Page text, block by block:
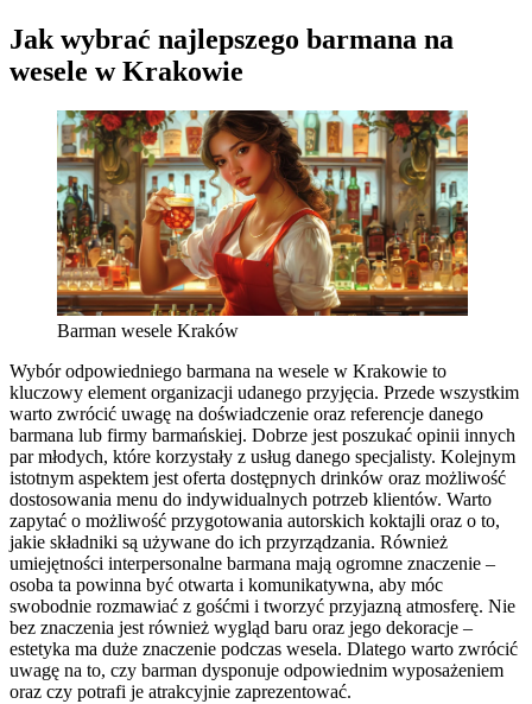
Jak wybrać najlepszego barmana na
wesele w Krakowie
Barman wesele Kraków
Wybór odpowiedniego barmana na wesele w Krakowie to
kluczowy element organizacji udanego przyjęcia. Przede wszystkim
warto zwrócić uwagę na doświadczenie oraz referencje danego
barmana lub firmy barmańskiej. Dobrze jest poszukać opinii innych
par młodych, które korzystały z usług danego specjalisty. Kolejnym
istotnym aspektem jest oferta dostępnych drinków oraz możliwość
dostosowania menu do indywidualnych potrzeb klientów. Warto
zapytać o możliwość przygotowania autorskich koktajli oraz o to,
jakie składniki są używane do ich przyrządzania. Również
umiejętności interpersonalne barmana mają ogromne znaczenie –
osoba ta powinna być otwarta i komunikatywna, aby móc
swobodnie rozmawiać z gośćmi i tworzyć przyjazną atmosferę. Nie
bez znaczenia jest również wygląd baru oraz jego dekoracje –
estetyka ma duże znaczenie podczas wesela. Dlatego warto zwrócić
uwagę na to, czy barman dysponuje odpowiednim wyposażeniem
oraz czy potrafi je atrakcyjnie zaprezentować.